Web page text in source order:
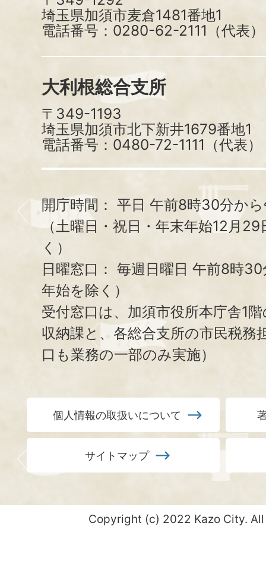
埼玉県加須市麦倉1481番地1
電話番号：0280-62-2111（代表）
大利根総合支所
〒349-1193
埼玉県加須市北下新井1679番地1
電話番号：0480-72-1111（代表）
開庁時間： 平日 午前8時30分か
（土曜日・祝日・年末年始12月
く）
日曜窓口： 毎週日曜日 午前8時
年始を除く）
受付窓口は、加須市役所本庁舎1
収納課と、 各総合支所の市民税務
口も業務の一部のみ実施）
個人情報の取扱いについて
サイトマップ
Copyright (c) 2022 Kazo City.